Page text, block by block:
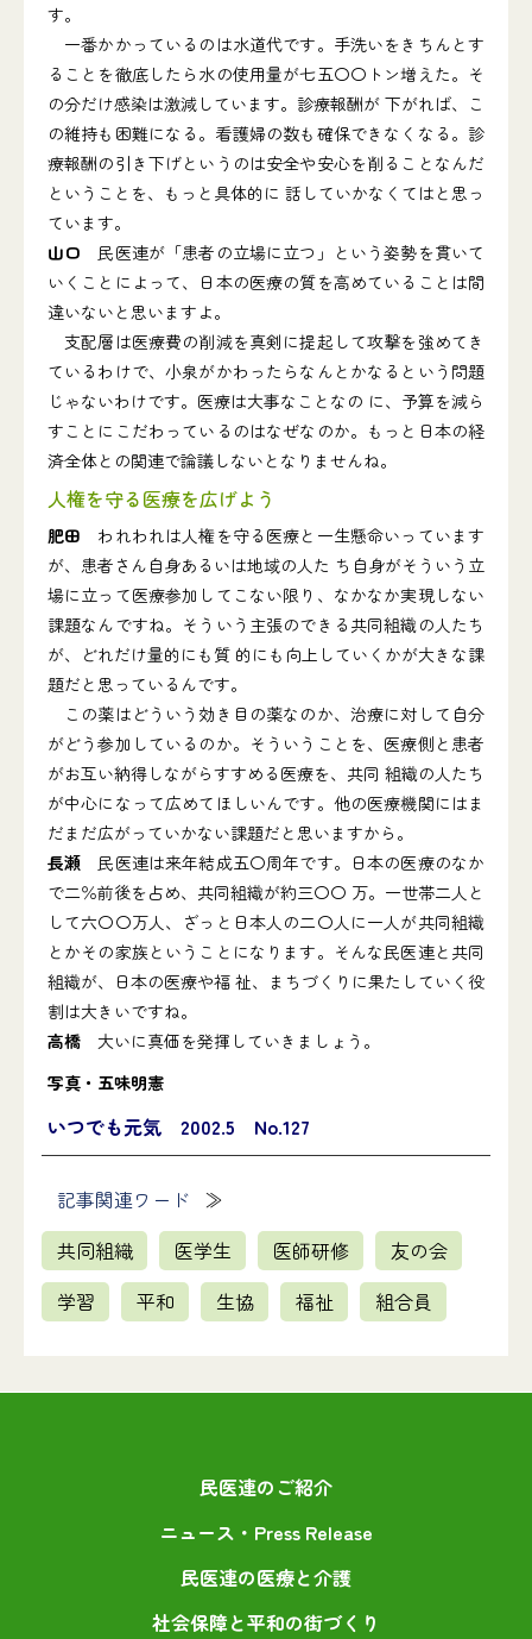
す。
一番かかっているのは水道代です。手洗いをきちんとす
ることを徹底したら水の使用量が七五〇〇トン増えた。そ
の分だけ感染は激減しています。診療報酬が 下がれば、こ
の維持も困難になる。看護婦の数も確保できなくなる。診
療報酬の引き下げというのは安全や安心を削ることなんだ
ということを、もっと具体的に 話していかなくてはと思っ
ています。
山口 民医連が「患者の立場に立つ」という姿勢を貫いて
いくことによって、日本の医療の質を高めていることは間
違いないと思いますよ。
支配層は医療費の削減を真剣に提起して攻撃を強めてき
ているわけで、小泉がかわったらなんとかなるという問題
じゃないわけです。医療は大事なことなの に、予算を減ら
すことにこだわっているのはなぜなのか。もっと日本の経
済全体との関連で論議しないとなりませんね。
人権を守る医療を広げよう
肥田 われわれは人権を守る医療と一生懸命いっています
が、患者さん自身あるいは地域の人た ち自身がそういう立
場に立って医療参加してこない限り、なかなか実現しない
課題なんですね。そういう主張のできる共同組織の人たち
が、どれだけ量的にも質 的にも向上していくかが大きな課
題だと思っているんです。
この薬はどういう効き目の薬なのか、治療に対して自分
がどう参加しているのか。そういうことを、医療側と患者
がお互い納得しながらすすめる医療を、共同 組織の人たち
が中心になって広めてほしいんです。他の医療機関にはま
だまだ広がっていかない課題だと思いますから。
長瀬 民医連は来年結成五〇周年です。日本の医療のなか
で二％前後を占め、共同組織が約三〇〇 万。一世帯二人と
して六〇〇万人、ざっと日本人の二〇人に一人が共同組織
とかその家族ということになります。そんな民医連と共同
組織が、日本の医療や福 祉、まちづくりに果たしていく役
割は大きいですね。
高橋 大いに真価を発揮していきましょう。
写真・五味明憲
いつでも元気 2002.5 No.127
記事関連ワード
共同組織
医学生 医師研修
友の会
学習
平和 生協 福祉 組合員
民医連のご紹介
ニュース・Press Release
民医連の医療と介護
社会保障と平和の街づくり